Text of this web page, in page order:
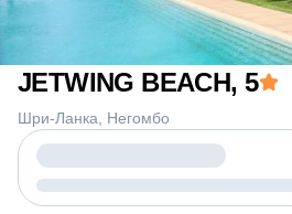
JETWING BEACH, 5
Шри-Ланка Негомбо